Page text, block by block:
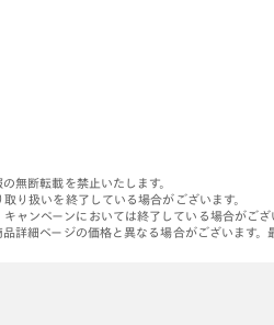
無断転載を禁止いたします。
り扱いを終了している場合がございます。
ャンペーンにおいては終了している場合がござ
詳細ページの価格と異なる場合がございます。